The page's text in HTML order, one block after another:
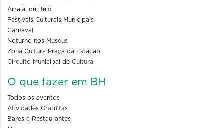
Arraial de Belô
Festivais Culturais Municipais
Carnaval
Noturno nos Museus
Zona Cultura Praça da Estação
Circuito Municipal de Cultura
O que fazer em BH
Todos os eventos
Atividades Gratuitas
Bares e Restaurantes